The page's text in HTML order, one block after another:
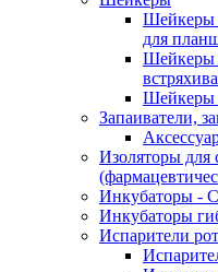
Шейкеры
для
Шейкеры
Шейкеры
Запаиватели,
Изоляторы для
Инкубаторы -
Инкубаторы
Испарители